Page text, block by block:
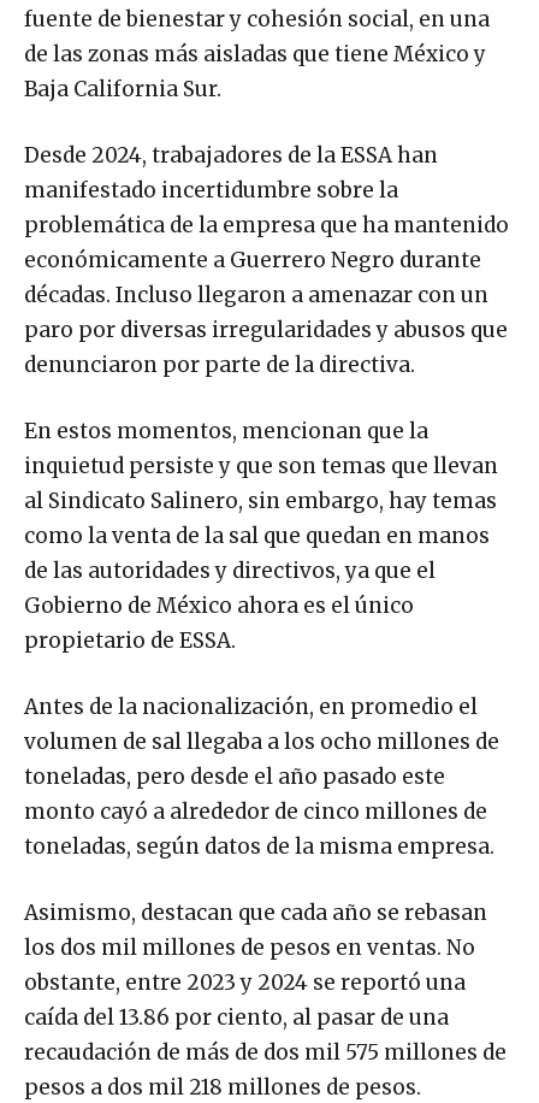
fuente de bienestar y cohesión social, en una
de las zonas más aisladas que tiene México y
Baja California Sur.
Desde 2024, trabajadores de la ESSA han
manifestado incertidumbre sobre la
problemática de la empresa que ha mantenido
económicamente a Guerrero Negro durante
décadas. Incluso llegaron a amenazar con un
paro por diversas irregularidades y abusos que
denunciaron por parte de la directiva.
En estos momentos, mencionan que la
inquietud persiste y que son temas que llevan
al Sindicato Salinero, sin embargo, hay temas
como la venta de la sal que quedan en manos
de las autoridades y directivos, ya que el
Gobierno de México ahora es el único
propietario de ESSA.
Antes de la nacionalización, en promedio el
volumen de sal llegaba a los ocho millones de
toneladas, pero desde el año pasado este
monto cayó a alrededor de cinco millones de
toneladas, según datos de la misma empresa.
Asimismo, destacan que cada año se rebasan
los dos mil millones de pesos en ventas. No
obstante, entre 2023 y 2024 se reportó una
caída del 13.86 por ciento, al pasar de una
recaudación de más de dos mil 575 millones de
pesos a dos mil 218 millones de pesos.